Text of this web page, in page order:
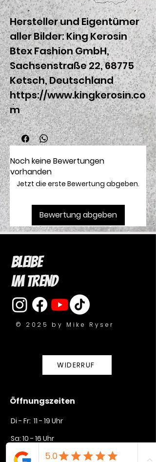
Hersteller und Eigentümer
aller Bilder: King Kerosin
Btex Fashion GmbH,
Sachsenstraße 22, 68775
Ketsch, Deutschland
https://www.kingkerosin.co
m
Noch keine Bewertungen
vorhanden
Jetzt die erste Bewertung abgeben.
Bewertung abgeben
Bleibe
im Trend
© 2025 by Mike Ryser
WIDERRUF
Öffnungszeiten
Di - Fr: 11 - 19 Uhr
Sa: 10 - 16 Uhr​​
So + Mo geschlossen